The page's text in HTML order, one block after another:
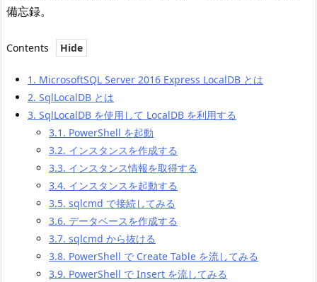
備忘録。
Contents
1. MicrosoftSQL Server 2016 Express LocalDB とは
2. SqlLocalDB とは
3. SqlLocalDB を使用して LocalDB を利用する
3.1. PowerShell を起動
3.2. インスタンスを作成する
3.3. インスタンス情報を取得する
3.4. インスタンスを起動する
3.5. sqlcmd で接続してみる
3.6. データベースを作成する
3.7. sqlcmd から抜ける
3.8. PowerShell で Create Table を流してみる
3.9. PowerShell で Insert を流してみる